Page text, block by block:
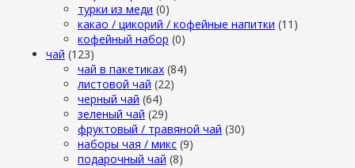
турки из меди (0)
какао / цикорий / кофейные напитки (11)
кофейный набор (0)
чай (123)
чай в пакетиках (84)
листовой чай (22)
черный чай (64)
зеленый чай (29)
фруктовый / травяной чай (30)
наборы чая / микс (9)
подарочный чай (8)